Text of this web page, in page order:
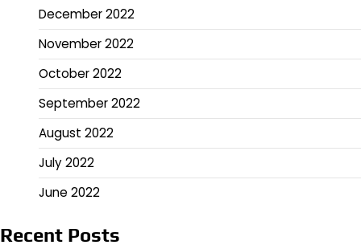
December 2022
November 2022
October 2022
September 2022
August 2022
July 2022
June 2022
Recent Posts